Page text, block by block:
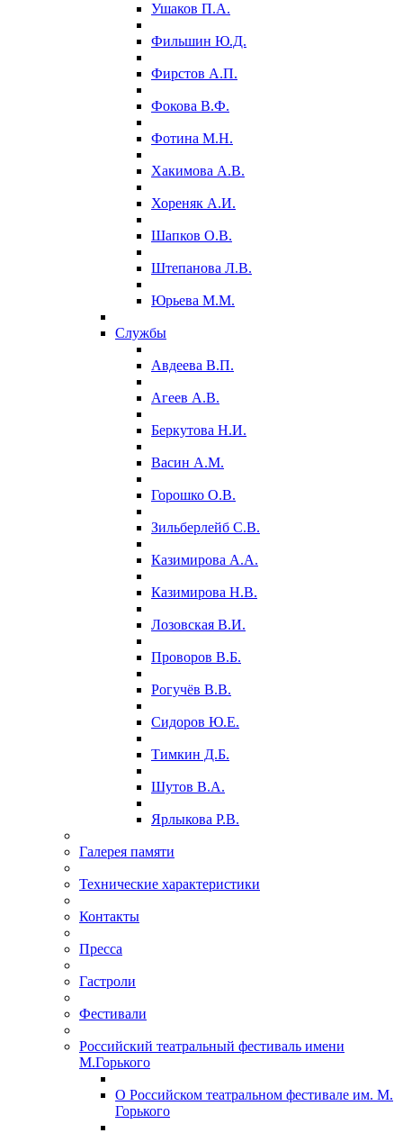
Ушаков П.А.
Фильшин Ю.Д.
Фирстов А.П.
Фокова В.Ф.
Фотина М.Н.
Хакимова А.В.
Хореняк А.И.
Шапков О.В.
Штепанова Л.В.
Юрьева М.М.
Службы
Авдеева В.П.
Агеев А.В.
Беркутова Н.И.
Васин А.М.
Горошко О.В.
Зильберлейб С.В.
Казимирова А.А.
Казимирова Н.В.
Лозовская В.И.
Проворов В.Б.
Рогучёв В.В.
Сидоров Ю.Е.
Тимкин Д.Б.
Шутов В.А.
Ярлыкова Р.В.
Галерея памяти
Технические характеристики
Контакты
Пресса
Гастроли
Фестивали
Российский театральный фестиваль имени
М.Горького
О Российском театральном фестивале им. М.
Горького